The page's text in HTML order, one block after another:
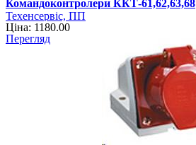
Командоконтролери ККТ-61,62,63,68
Техенсервіс, ПП
Ціна: 1180.00
Перегляд